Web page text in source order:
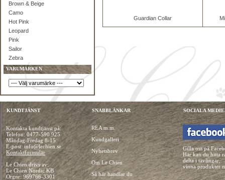
Brown & Beige
Camo
Hot Pink
Leopard
Pink
Sailor
Zebra
VARUMÄRKEN
Guardian Collar
KUNDTJÄNST
Kontakta kundtjänst på:
Telefon:0477-590 925
Måndag-Fredag 8-15
E-post: info@lechien.se
Kontaktformulär
Le Chien drivs av:
Le Chien Nordic KB
Orgnr: 969766-3301
SNABBLÄNKAR
REA m.m.
Kundgalleri
Nyhetsbrev
Om Le Chien
Så här handlar du
SOCIALA
Gilla oss på
Här kan du hitta
delta i tävlingar,
vinna produkter